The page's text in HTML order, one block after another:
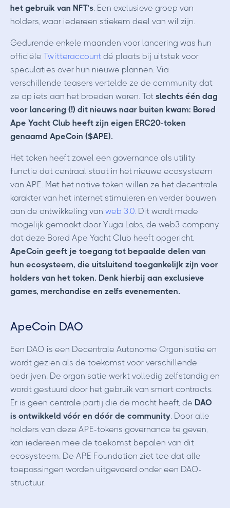
het gebruik van NFT’s . Een exclusieve groep van
holders, waar iedereen stiekem deel van wil zijn.
Gedurende enkele maanden voor lancering was hun
officiële Twitteraccount dé plaats bij uitstek voor
speculaties over hun nieuwe plannen. Via
verschillende teasers vertelde ze de community dat
ze op iets aan het broeden waren. Tot slechts één dag
voor lancering (!) dit nieuws naar buiten kwam: Bored
Ape Yacht Club heeft zijn eigen ERC20-token
genaamd ApeCoin ($APE).
Het token heeft zowel een governance als utility
functie dat centraal staat in het nieuwe ecosysteem
van APE. Met het native token willen ze het decentrale
karakter van het internet stimuleren en verder bouwen
aan de ontwikkeling van web 3.0. Dit wordt mede
mogelijk gemaakt door Yuga Labs, de web3 company
dat deze Bored Ape Yacht Club heeft opgericht.
ApeCoin geeft je toegang tot bepaalde delen van
hun ecosysteem, die uitsluitend toegankelijk zijn voor
holders van het token. Denk hierbij aan exclusieve
games, merchandise en zelfs evenementen.
ApeCoin DAO
Een DAO is een Decentrale Autonome Organisatie en
wordt gezien als de toekomst voor verschillende
bedrijven. De organisatie werkt volledig zelfstandig en
wordt gestuurd door het gebruik van smart contracts.
Er is geen centrale partij die de macht heeft, de DAO
is ontwikkeld vóór en dóór de community . Door alle
holders van deze APE-tokens governance te geven,
kan iedereen mee de toekomst bepalen van dit
ecosysteem. De APE Foundation ziet toe dat alle
toepassingen worden uitgevoerd onder een DAO-
structuur.